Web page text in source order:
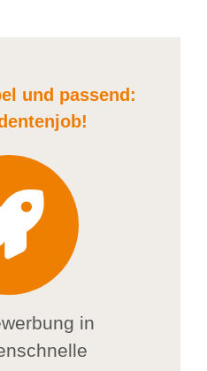
und passend:
enjob!
in